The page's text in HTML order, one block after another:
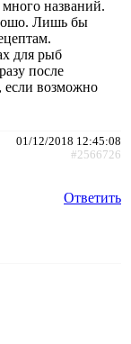
названий.
Лишь бы
для рыб
после
если возможно
01/12/2018 12:45:08
#2566726
Ответить